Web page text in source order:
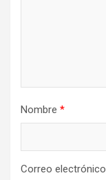
Nombre *
Correo electrónico